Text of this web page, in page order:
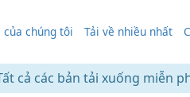
của chúng tôi Tải về nhiều nhất
cả các bản tải xuống miễn